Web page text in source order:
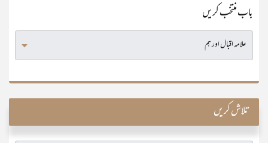
باب منتخب کریں
تلاش کریں